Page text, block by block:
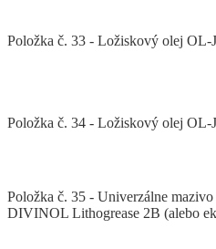
Položka č. 33 - Ložiskový olej OL-
Položka č. 34 - Ložiskový olej OL-
Položka č. 35 - Univerzálne mazivo
DIVINOL Lithogrease 2B (alebo